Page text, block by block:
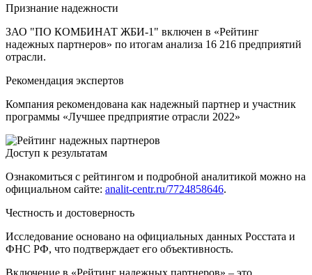
Признание надежности
ЗАО "ПО КОМБИНАТ ЖБИ-1" включен в «Рейтинг
надежных партнеров» по итогам анализа 16 216 предприятий
отрасли.
Рекомендация экспертов
Компания рекомендована как надежный партнер и участник
программы «Лучшее предприятие отрасли 2022»
Доступ к результатам
Ознакомиться с рейтингом и подробной аналитикой можно на
официальном сайте: analit-centr.ru/7724858646.
Честность и достоверность
Исследование основано на официальных данных Росстата и
ФНС РФ, что подтверждает его объективность.
Включение в «Рейтинг надежных партнеров» – это